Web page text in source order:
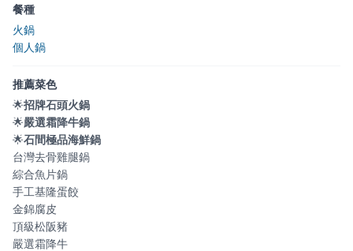
餐種
火鍋
個人鍋
推薦菜色
🌟招牌石頭火鍋
🌟嚴選霜降牛鍋
🌟石間極品海鮮鍋
台灣去骨雞腿鍋
綜合魚片鍋
手工基隆蛋餃
金錦腐皮
頂級松阪豬
嚴選霜降牛